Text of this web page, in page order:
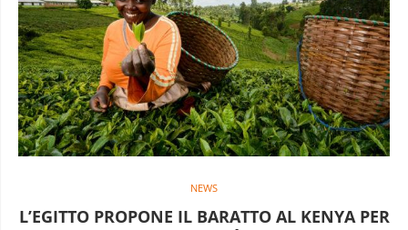
NEWS
L’EGITTO PROPONE IL BARATTO AL KENYA PER